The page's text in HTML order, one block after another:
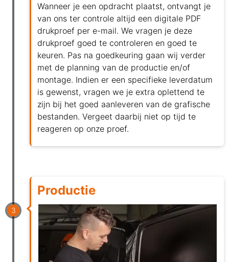
Wanneer je een opdracht plaatst, ontvangt je
van ons ter controle altijd een digitale PDF
drukproef per e-mail. We vragen je deze
drukproef goed te controleren en goed te
keuren. Pas na goedkeuring gaan wij verder
met de planning van de productie en/of
montage. Indien er een specifieke leverdatum
is gewenst, vragen we je extra oplettend te
zijn bij het goed aanleveren van de grafische
bestanden. Vergeet daarbij niet op tijd te
reageren op onze proef.
3
Productie